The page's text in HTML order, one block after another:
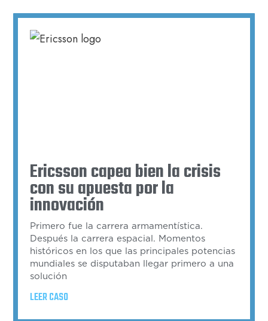
Ericsson capea bien la crisis
con su apuesta por la
innovación
Primero fue la carrera armamentística.
Después la carrera espacial. Momentos
históricos en los que las principales potencias
mundiales se disputaban llegar primero a una
solución
LEER CASO